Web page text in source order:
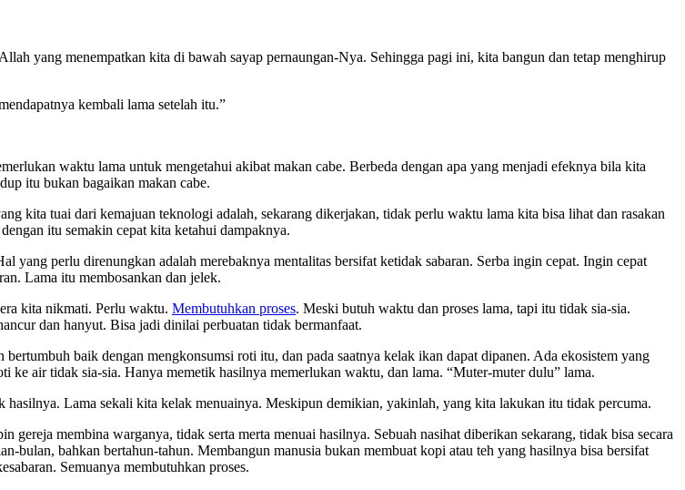
yang menempatkan kita di bawah sayap pernaungan-Nya. Sehingga pagi ini, kita bangun dan tetap menghirup
kembali lama setelah itu.”
waktu lama untuk mengetahui akibat makan cabe. Berbeda dengan apa yang menjadi efeknya bila kita
itu bukan bagaikan makan cabe.
kita tuai dari kemajuan teknologi adalah, sekarang dikerjakan, tidak perlu waktu lama kita bisa lihat dan rasakan
itu semakin cepat kita ketahui dampaknya.
yang perlu direnungkan adalah merebaknya mentalitas bersifat ketidak sabaran. Serba ingin cepat. Ingin cepat
Lama itu membosankan dan jelek.
kita nikmati. Perlu waktu. Membutuhkan proses. Meski butuh waktu dan proses lama, tapi itu tidak sia-sia.
dan hanyut. Bisa jadi dinilai perbuatan tidak bermanfaat.
baik dengan mengkonsumsi roti itu, dan pada saatnya kelak ikan dapat dipanen. Ada ekosistem yang
ke air tidak sia-sia. Hanya memetik hasilnya memerlukan waktu, dan lama. “Muter-muter dulu” lama.
hasilnya. Lama sekali kita kelak menuainya. Meskipun demikian, yakinlah, yang kita lakukan itu tidak percuma.
membina warganya, tidak serta merta menuai hasilnya. Sebuah nasihat diberikan sekarang, tidak bisa secara
bulan, bahkan bertahun-tahun. Membangun manusia bukan membuat kopi atau teh yang hasilnya bisa bersifat
Semuanya membutuhkan proses.